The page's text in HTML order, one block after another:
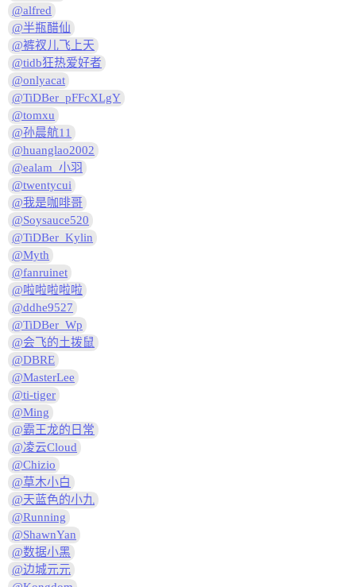
@alfred
@半瓶醋仙
@裤衩儿飞上天
@tidb狂热爱好者
@onlyacat
@TiDBer_pFFcXLgY
@tomxu
@孙晨航11
@huanglao2002
@ealam_小羽
@twentycui
@我是咖啡哥
@Soysauce520
@TiDBer_Kylin
@Myth
@fanruinet
@啦啦啦啦啦
@ddhe9527
@TiDBer_Wp
@会飞的土拨鼠
@DBRE
@MasterLee
@ti-tiger
@Ming
@霸王龙的日常
@凌云Cloud
@Chizio
@草木小白
@天蓝色的小九
@Running
@ShawnYan
@数据小黑
@边城元元